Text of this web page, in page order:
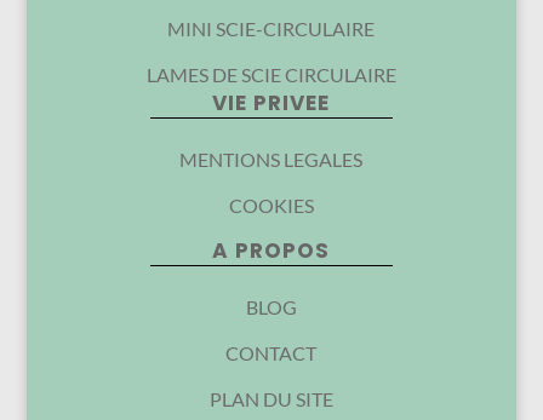
MINI SCIE-CIRCULAIRE
LAMES DE SCIE CIRCULAIRE
VIE PRIVEE
MENTIONS LEGALES
COOKIES
A PROPOS
BLOG
CONTACT
PLAN DU SITE